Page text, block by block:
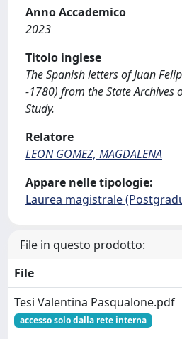
Anno Accademico
2023
Titolo inglese
The Spanish letters of Juan
-1780) from the State Archives
Study.
Relatore
LEON GOMEZ, MAGDALENA
Appare nelle tipologie:
Laurea magistrale
File in questo prodotto:
File
Tesi Valentina Pasqualone.pdf
accesso solo dalla rete interna